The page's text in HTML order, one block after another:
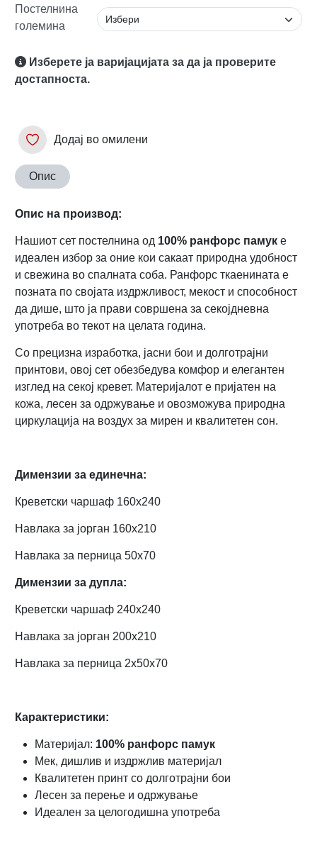
Постелнина
големина
Изберете ја варијацијата за да ја проверите
достапноста.
Додај во омилени
Опис
Опис на производ:
Нашиот сет постелнина од 100% ранфорс памук е
идеален избор за оние кои сакаат природна удобност
и свежина во спалната соба. Ранфорс ткаенината е
позната по својата издржливост, мекост и способност
да дише, што ја прави совршена за секојдневна
употреба во текот на целата година.
Со прецизна изработка, јасни бои и долготрајни
принтови, овој сет обезбедува комфор и елегантен
изглед на секој кревет. Материјалот е пријатен на
кожа, лесен за одржување и овозможува природна
циркулација на воздух за мирен и квалитетен сон.
Димензии за единечна:
Креветски чаршаф 160х240
Навлака за јорган 160х210
Навлака за перница 50х70
Димензии за дупла:
Креветски чаршаф 240х240
Навлака за јорган 200х210
Навлака за перница 2x50х70
Карактеристики:
Материјал: 100% ранфорс памук
Мек, дишлив и издржлив материјал
Квалитетен принт со долготрајни бои
Лесен за перење и одржување
Идеален за целогодишна употреба